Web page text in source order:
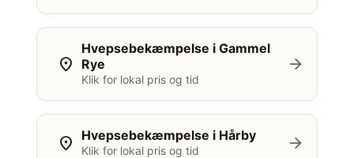
location_on
Hvepsebekæmpelse i Gammel
Rye
Klik for lokal pris og tid
arrow_forward
location_on Hvepsebekæmpelse i Hårby
Klik for lokal pris og tid arrow_forward